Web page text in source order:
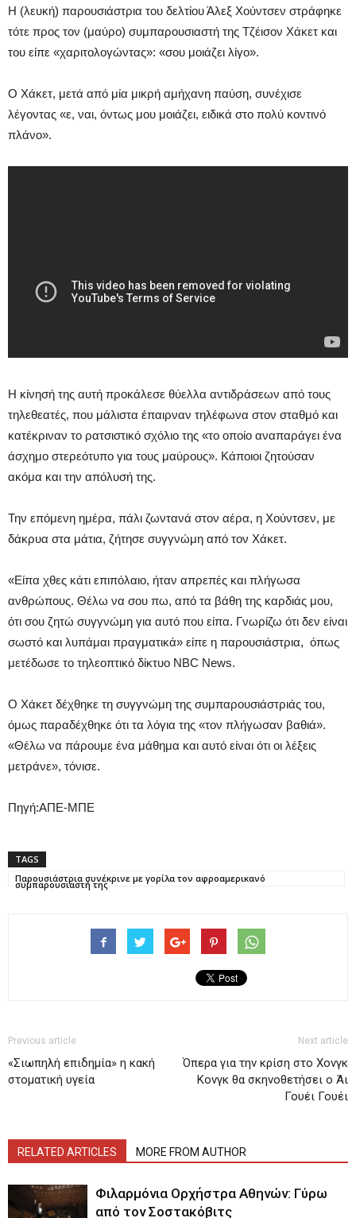
Η (λευκή) παρουσιάστρια του δελτίου Άλεξ Χούντσεν στράφηκε
τότε προς τον (μαύρο) συμπαρουσιαστή της Τζέισον Χάκετ και
του είπε «χαριτολογώντας»: «σου μοιάζει λίγο».
Ο Χάκετ, μετά από μία μικρή αμήχανη παύση, συνέχισε
λέγοντας «ε, ναι, όντως μου μοιάζει, ειδικά στο πολύ κοντινό
πλάνο».
Η κίνησή της αυτή προκάλεσε θύελλα αντιδράσεων από τους
τηλεθεατές, που μάλιστα έπαιρναν τηλέφωνα στον σταθμό και
κατέκριναν το ρατσιστικό σχόλιο της «το οποίο αναπαράγει ένα
άσχημο στερεότυπο για τους μαύρους». Κάποιοι ζητούσαν
ακόμα και την απόλυσή της.
Την επόμενη ημέρα, πάλι ζωντανά στον αέρα, η Χούντσεν, με
δάκρυα στα μάτια, ζήτησε συγγνώμη από τον Χάκετ.
«Είπα χθες κάτι επιπόλαιο, ήταν απρεπές και πλήγωσα
ανθρώπους. Θέλω να σου πω, από τα βάθη της καρδιάς μου,
ότι σου ζητώ συγγνώμη για αυτό που είπα. Γνωρίζω ότι δεν είναι
σωστό και λυπάμαι πραγματικά» είπε η παρουσιάστρια, όπως
μετέδωσε το τηλεοπτικό δίκτυο NBC News.
Ο Χάκετ δέχθηκε τη συγγνώμη της συμπαρουσιάστριάς του,
όμως παραδέχθηκε ότι τα λόγια της «τον πλήγωσαν βαθιά».
«Θέλω να πάρουμε ένα μάθημα και αυτό είναι ότι οι λέξεις
μετράνε», τόνισε.
Πηγή:ΑΠΕ-ΜΠΕ
TAGS
Παρουσιάστρια συνέκρινε με γορίλα τον αφροαμερικανό
συμπαρουσιαστή της
Previous article
«Σιωπηλή επιδημία» η κακή
στοματική υγεία
Next article
Όπερα για την κρίση στο Χονγκ
Κονγκ θα σκηνοθετήσει ο Άι
Γουέι Γουέι
RELATED ARTICLES MORE FROM AUTHOR
Φιλαρμόνια Ορχήστρα Αθηνών: Γύρω
από τον Σοστακόβιτς